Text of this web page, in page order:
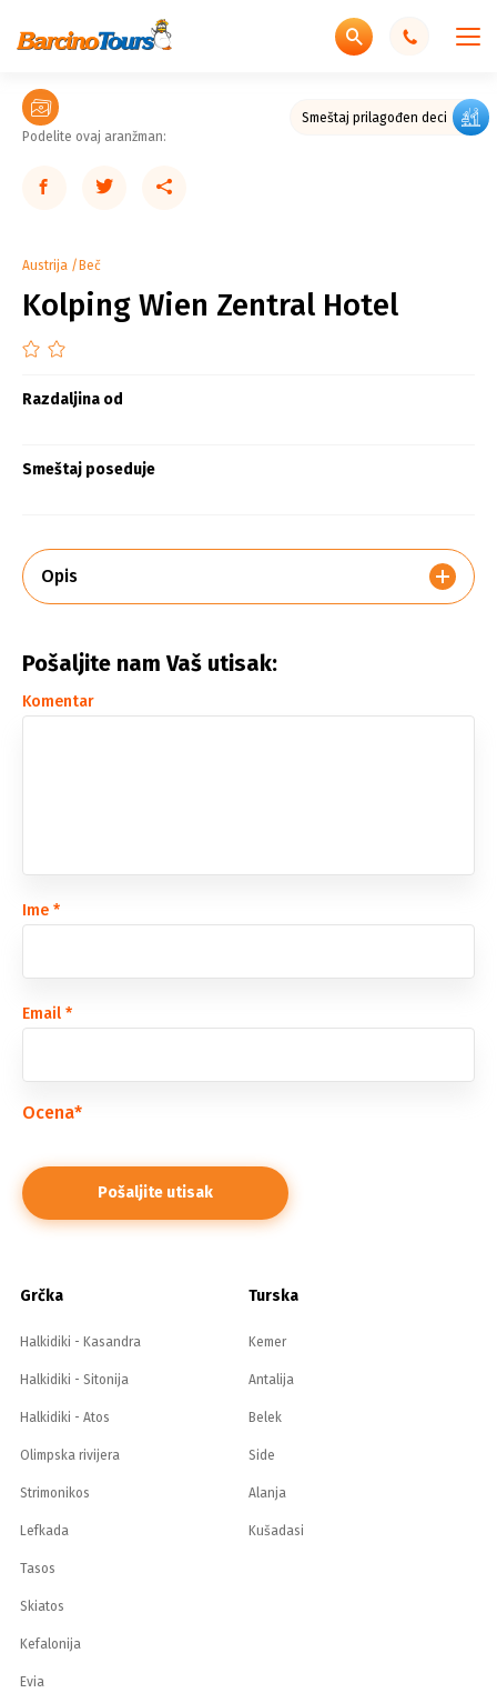
Smeštaj prilagođen deci
Podelite ovaj aranžman:
Austrija Beč
Kolping Wien Zentral Hotel
Razdaljina od
Smeštaj poseduje
Opis
Pošaljite nam Vaš utisak:
Komentar
Ime *
Email *
Ocena*
Grčka
Halkidiki - Kasandra
Halkidiki - Sitonija
Halkidiki - Atos
Olimpska rivijera
Strimonikos
Lefkada
Tasos
Skiatos
Kefalonija
Evia
Turska
Kemer
Antalija
Belek
Side
Alanja
Kušadasi